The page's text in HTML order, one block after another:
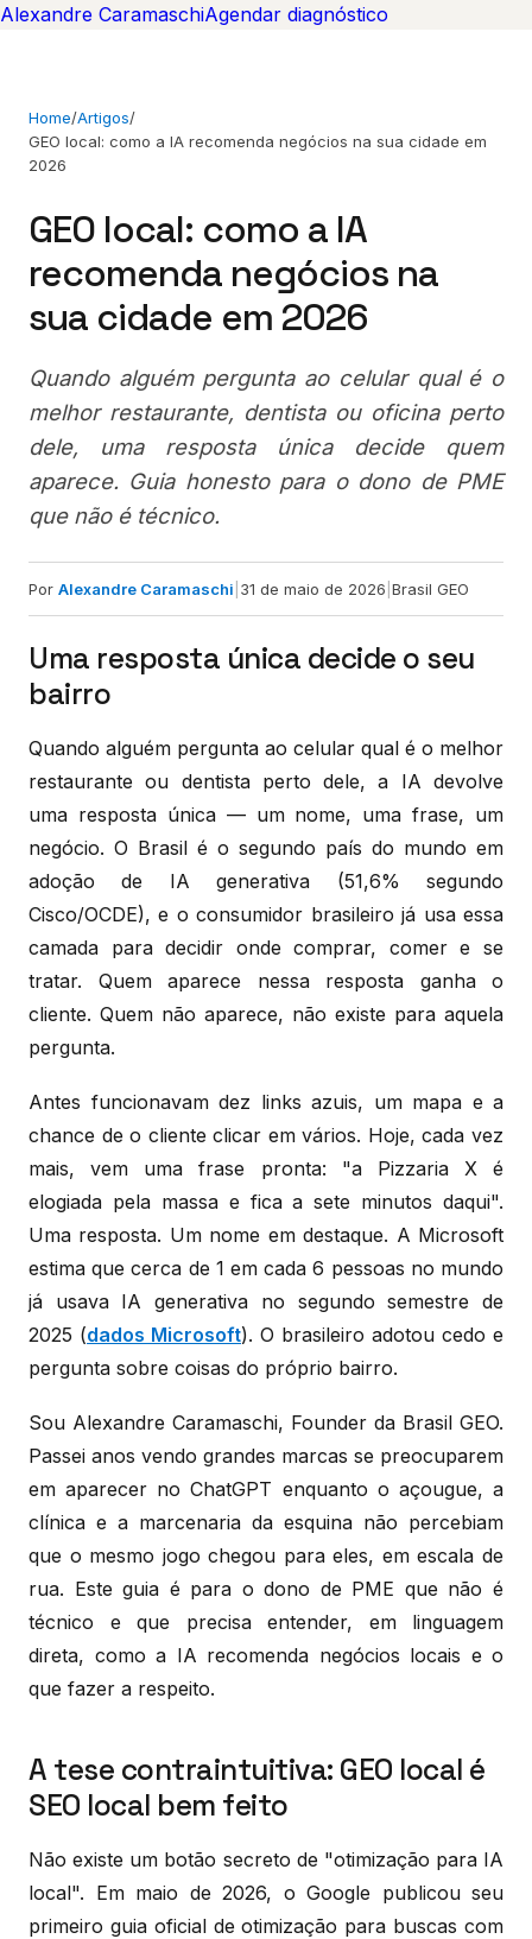
Alexandre CaramaschiAgendar diagnóstico
Home/Artigos/
GEO local: como a IA recomenda negócios na sua cidade em
2026
GEO local: como a IA
recomenda negócios na
sua cidade em 2026
Quando alguém pergunta ao celular qual é o
melhor restaurante, dentista ou oficina perto
dele, uma resposta única decide quem
aparece. Guia honesto para o dono de PME
que não é técnico.
Por Alexandre Caramaschi 31 de maio de 2026 Brasil GEO
Uma resposta única decide o seu
bairro
Quando alguém pergunta ao celular qual é o melhor
restaurante ou dentista perto dele, a IA devolve
uma resposta única — um nome, uma frase, um
negócio. O Brasil é o segundo país do mundo em
adoção de IA generativa (51,6% segundo
Cisco/OCDE), e o consumidor brasileiro já usa essa
camada para decidir onde comprar, comer e se
tratar. Quem aparece nessa resposta ganha o
cliente. Quem não aparece, não existe para aquela
pergunta.
Antes funcionavam dez links azuis, um mapa e a
chance de o cliente clicar em vários. Hoje, cada vez
mais, vem uma frase pronta: "a Pizzaria X é
elogiada pela massa e fica a sete minutos daqui".
Uma resposta. Um nome em destaque. A Microsoft
estima que cerca de 1 em cada 6 pessoas no mundo
já usava IA generativa no segundo semestre de
2025 (dados Microsoft). O brasileiro adotou cedo e
pergunta sobre coisas do próprio bairro.
Sou Alexandre Caramaschi, Founder da Brasil GEO.
Passei anos vendo grandes marcas se preocuparem
em aparecer no ChatGPT enquanto o açougue, a
clínica e a marcenaria da esquina não percebiam
que o mesmo jogo chegou para eles, em escala de
rua. Este guia é para o dono de PME que não é
técnico e que precisa entender, em linguagem
direta, como a IA recomenda negócios locais e o
que fazer a respeito.
A tese contraintuitiva: GEO local é
SEO local bem feito
Não existe um botão secreto de "otimização para IA
local". Em maio de 2026, o Google publicou seu
primeiro guia oficial de otimização para buscas com